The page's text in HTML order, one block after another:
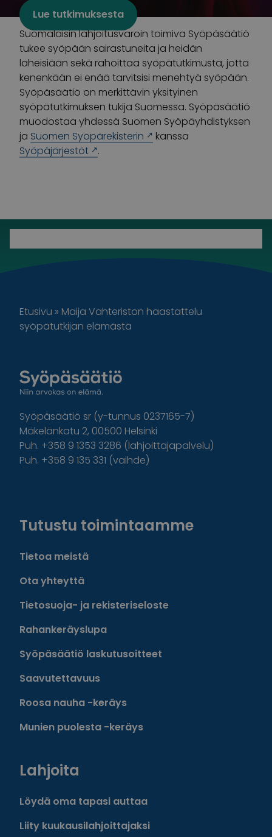
Lue tutkimuksesta
Suomalaisin lahjoitusvaroin toimiva Syöpäsäätiö
tukee syöpään sairastuneita ja heidän
läheisiään sekä rahoittaa syöpätutkimusta, jotta
kenenkään ei enää tarvitsisi menehtyä syöpään.
Syöpäsäätiö on merkittävin yksityinen
syöpätutkimuksen tukija Suomessa. Syöpäsäätiö
muodostaa yhdessä Suomen Syöpäyhdistyksen
ja Suomen Syöpärekisterin
kanssa
Syöpäjärjestöt
.
Etusivu » Maija Vahteriston haastattelu
syöpätutkijan elämästä
Syöpäsäätiö sr (y-tunnus 0237165-7)
Mäkelänkatu 2, 00500 Helsinki
Puh. +358 9 1353 3286 (lahjoittajapalvelu)
Puh. +358 9 135 331 (vaihde)
Tutustu toimintaamme
Tietoa meistä
Ota yhteyttä
Tietosuoja- ja rekisteriseloste
Rahankeräyslupa
Syöpäsäätiö laskutusoitteet
Saavutettavuus
Roosa nauha -keräys
Munien puolesta -keräys
Lahjoita
Löydä oma tapasi auttaa
Liity kuukausilahjoittajaksi